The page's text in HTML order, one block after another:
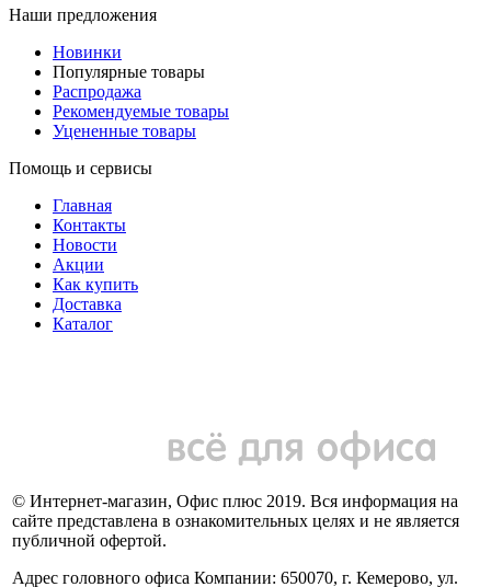
Наши предложения
Новинки
Популярные товары
Распродажа
Рекомендуемые товары
Уцененные товары
Помощь и сервисы
Главная
Контакты
Новости
Акции
Как купить
Доставка
Каталог
© Интернет-магазин, Офис плюс 2019. Вся информация на
сайте представлена в ознакомительных целях и не является
публичной офертой.
Адрес головного офиса Компании: 650070, г. Кемерово, ул.